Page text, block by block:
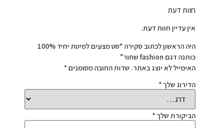
חוות דעת
אין עדיין חוות דעת.
היה הראשון לכתוב סקירה “סט מצעים למיטת יחיד 100%
כותנה דגם fashion שחור”
האימייל לא יוצג באתר. שדות החובה מסומנים *
הדירוג שלך*
הביקורת שלך*